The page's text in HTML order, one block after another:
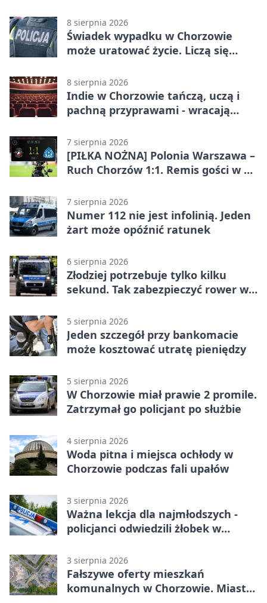
8 sierpnia 2026
Świadek wypadku w Chorzowie
może uratować życie. Liczą się
8 sierpnia 2026
Indie w Chorzowie tańczą, uczą i
pachną przyprawami - wracają
7 sierpnia 2026
[PIŁKA NOŻNA] Polonia Warszawa –
Ruch Chorzów 1:1. Remis gości w 3.
7 sierpnia 2026
Numer 112 nie jest infolinią. Jeden
żart może opóźnić ratunek
6 sierpnia 2026
Złodziej potrzebuje tylko kilku
sekund. Tak zabezpieczyć rower w
5 sierpnia 2026
Jeden szczegół przy bankomacie
może kosztować utratę pieniędzy
5 sierpnia 2026
W Chorzowie miał prawie 2 promile.
Zatrzymał go policjant po służbie
4 sierpnia 2026
Woda pitna i miejsca ochłody w
Chorzowie podczas fali upałów
3 sierpnia 2026
Ważna lekcja dla najmłodszych -
policjanci odwiedzili żłobek w
3 sierpnia 2026
Fałszywe oferty mieszkań
komunalnych w Chorzowie. Miasto